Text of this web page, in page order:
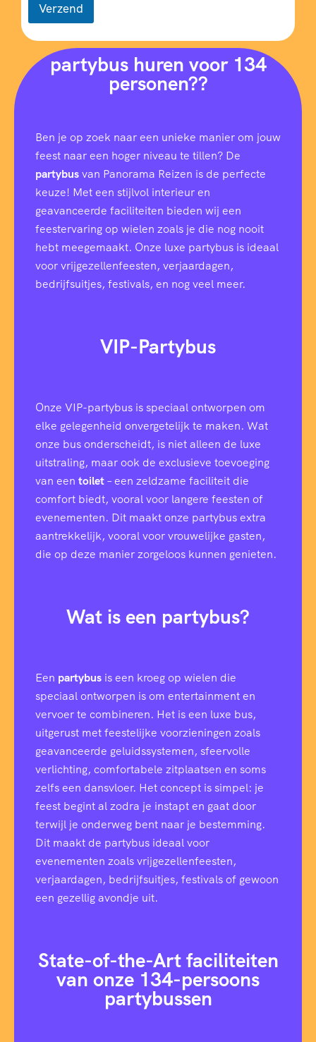
Verzend
partybus huren voor 134
personen??
Ben je op zoek naar een unieke manier om jouw
feest naar een hoger niveau te tillen? De
partybusvan Panorama Reizen is de perfecte
keuze! Met een stijlvol interieur en
geavanceerde faciliteiten bieden wij een
feestervaring op wielen zoals je die nog nooit
hebt meegemaakt. Onze luxe partybus is ideaal
voor vrijgezellenfeesten, verjaardagen,
bedrijfsuitjes, festivals, en nog veel meer.
VIP-Partybus
Onze VIP-partybus is speciaal ontworpen om
elke gelegenheid onvergetelijk te maken. Wat
onze bus onderscheidt, is niet alleen de luxe
uitstraling, maar ook de exclusieve toevoeging
van een toilet– een zeldzame faciliteit die
comfort biedt, vooral voor langere feesten of
evenementen. Dit maakt onze partybus extra
aantrekkelijk, vooral voor vrouwelijke gasten,
die op deze manier zorgeloos kunnen genieten.
Wat is een partybus?
Een partybus is een kroeg op wielen die
speciaal ontworpen is om entertainment en
vervoer te combineren. Het is een luxe bus,
uitgerust met feestelijke voorzieningen zoals
geavanceerde geluidssystemen, sfeervolle
verlichting, comfortabele zitplaatsen en soms
zelfs een dansvloer. Het concept is simpel: je
feest begint al zodra je instapt en gaat door
terwijl je onderweg bent naar je bestemming.
Dit maakt de partybus ideaal voor
evenementen zoals vrijgezellenfeesten,
verjaardagen, bedrijfsuitjes, festivals of gewoon
een gezellig avondje uit.
State-of-the-Art faciliteiten
van onze 134-persoons
partybussen